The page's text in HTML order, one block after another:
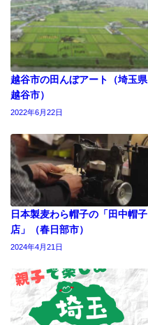
越谷市の田んぼアート（埼玉県
越谷市）
2022年6月22日
日本製麦わら帽子の「田中帽子
店」（春日部市）
2024年4月21日